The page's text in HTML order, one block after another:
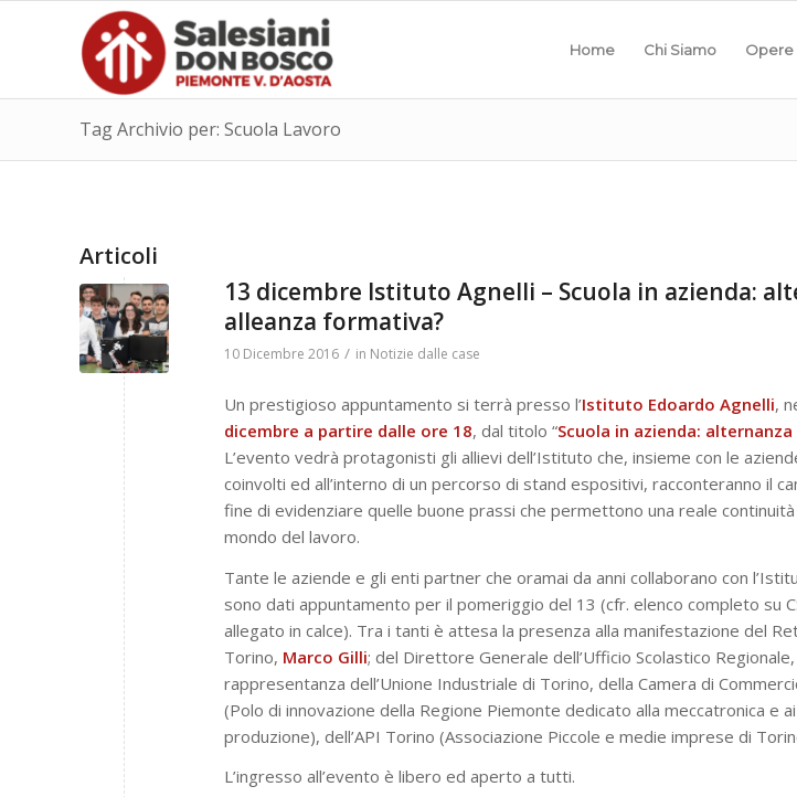
Home Chi Siamo Opere
Tag Archivio per: Scuola Lavoro
Articoli
13 dicembre Istituto Agnelli – Scuola in azienda:
alleanza formativa?
10 Dicembre 2016 / in Notizie dalle case
Un prestigioso appuntamento si terrà presso l’Istituto Edoardo Agnelli,
dicembre a partire dalle ore 18, dal titolo “Scuola in azienda:
L’evento vedrà protagonisti gli allievi dell’Istituto che, insieme con le
coinvolti ed all’interno di un percorso di stand espositivi, racconteranno il
fine di evidenziare quelle buone prassi che permettono una reale
mondo del lavoro.
Tante le aziende e gli enti partner che oramai da anni collaborano con
sono dati appuntamento per il pomeriggio del 13 (cfr. elenco completo su
allegato in calce). Tra i tanti è attesa la presenza alla manifestazione del
Torino, Marco Gilli; del Direttore Generale dell’Ufficio Scolastico Regionale,
rappresentanza dell’Unione Industriale di Torino, della Camera di
(Polo di innovazione della Regione Piemonte dedicato alla meccatronica e
produzione), dell’API Torino (Associazione Piccole e medie imprese di
L’ingresso all’evento è libero ed aperto a tutti.